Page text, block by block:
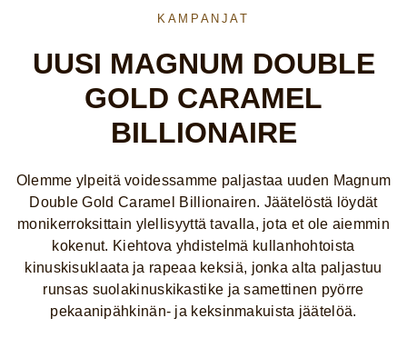
KAMPANJAT
UUSI MAGNUM DOUBLE
GOLD CARAMEL
BILLIONAIRE
Olemme ylpeitä voidessamme paljastaa uuden Magnum
Double Gold Caramel Billionairen. Jäätelöstä löydät
monikerroksittain ylellisyyttä tavalla, jota et ole aiemmin
kokenut. Kiehtova yhdistelmä kullanhohtoista
kinuskisuklaata ja rapeaa keksiä, jonka alta paljastuu
runsas suolakinuskikastike ja samettinen pyörre
pekaanipähkinän- ja keksinmakuista jäätelöä.